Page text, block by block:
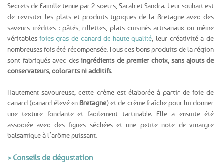
Secrets de Famille tenue par 2 soeurs, Sarah et Sandra. Leur souhait est
de revisiter les plats et produits typiques de la Bretagne avec des
saveurs inédites : pâtés, rillettes, plats cuisinés artisanaux ou même
véritables foies gras de canard de haute qualité , leur créativité a de
nombreuses fois été récompensée. Tous ces bons produits de la région
sont fabriqués avec desingrédients de premier choix, sans ajouts de
conservateurs, colorants ni additifs.
Hautement savoureuse, cette crème est élaborée à partir de foie de
canard (canard élevé en Bretagne) et de crème fraîche pour lui donner
une texture fondante et facilement tartinable. Elle a ensuite été
associée avec des figues séchées et une petite note de vinaigre
balsamique à l’arôme puissant.
> Conseils de dégustation